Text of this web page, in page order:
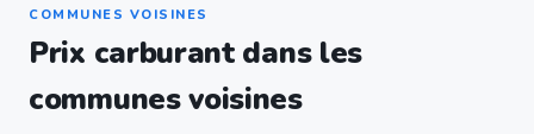
COMMUNES VOISINES
Prix carburant dans les
communes voisines